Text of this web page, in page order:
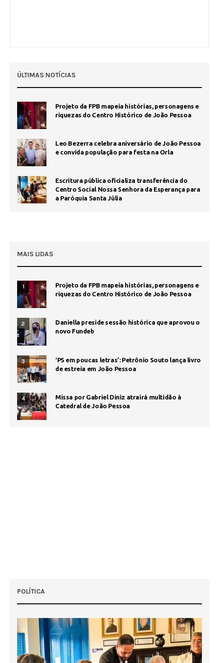
ÚLTIMAS NOTÍCIAS
Projeto da FPB mapeia histórias, personagens e
riquezas do Centro Histórico de João Pessoa
Leo Bezerra celebra aniversário de João Pessoa
e convida população para festa na Orla
Escritura pública oficializa transferência do
Centro Social Nossa Senhora da Esperança para
a Paróquia Santa Júlia
MAIS LIDAS
1
Projeto da FPB mapeia histórias, personagens e
riquezas do Centro Histórico de João Pessoa
2
Daniella preside sessão histórica que aprovou o
novo Fundeb
3
‘PS em poucas letras’: Petrônio Souto lança livro
de estreia em João Pessoa
4
Missa por Gabriel Diniz atrairá multidão à
Catedral de João Pessoa
POLÍTICA